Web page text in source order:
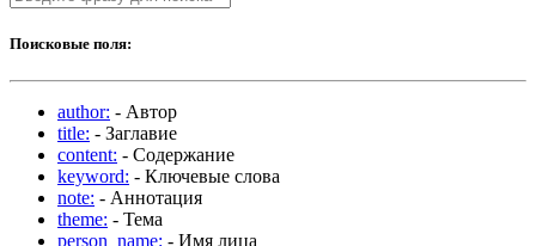
Поисковые поля:
author: - Автор
title: - Заглавие
content: - Содержание
keyword: - Ключевые слова
note: - Аннотация
theme: - Тема
person_name: - Имя лица